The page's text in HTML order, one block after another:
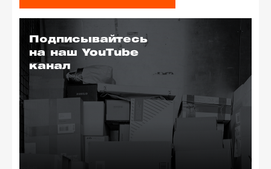
Подписывайтесь
на наш YouTube
канал